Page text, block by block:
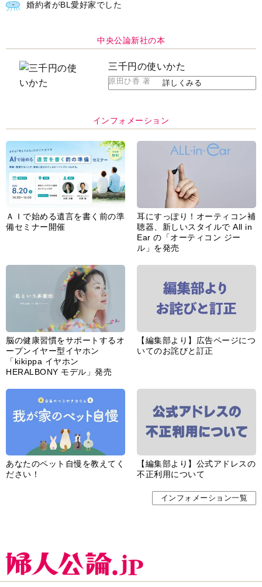
中央公論新社の本
三千円の使いかた
原田ひ香 著
インフォメーション
ＡＩで始める遺言を書く前の準
備セミナー開催
耳にすっぽり！オーティコン補
聴器、新しいスタイルで All in
Ear の「オーティコン ジー
ル」を発売
脳の健康習慣をサポートするオ
ープンイヤー型イヤホン
「kikippa イヤホン
HERALBONY モデル」発売
【編集部より】広告ページにつ
あなたのペット自慢を教えてく
ださい！
【編集部より】公式アドレスの
インフォメーション一覧
婦人公論とは
サイトポリシー／データの収集と利用について